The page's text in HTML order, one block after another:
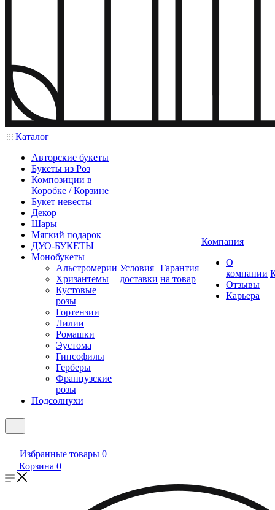
Каталог
Авторские букеты
Букеты из Роз
Композиции в
Коробке / Корзине
Букет невесты
Декор
Шары
Мягкий подарок
ДУО-БУКЕТЫ
Монобукеты
Альстромерии
Хризантемы
Кустовые
розы
Гортензии
Лилии
Ромашки
Эустома
Гипсофилы
Герберы
Французские
розы
Подсолнухи
Условия
доставки
Гарантия
на товар
Компания
О
компании
Отзывы
Карьера
Избранные товары 0
Корзина 0